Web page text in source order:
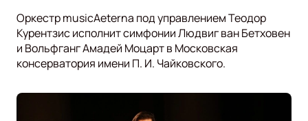
Оркестр musicAeterna под управлением Теодор
Курентзис исполнит симфонии Людвиг ван Бетховен
и Вольфганг Амадей Моцарт в Московская
консерватория имени П. И. Чайковского.